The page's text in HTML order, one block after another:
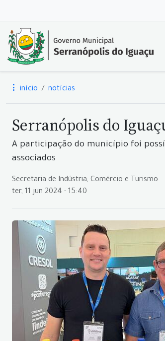
início notícias
Serranópolis do
A participação do município foi
associados
Secretaria de Indústria, Comércio e Turismo
ter, 11 jun 2024 - 15:40